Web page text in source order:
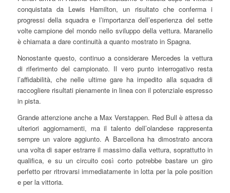
conquistata da Lewis Hamilton, un risultato che conferma i
progressi della squadra e l’importanza dell’esperienza del sette
volte campione del mondo nello sviluppo della vettura. Maranello
è chiamata a dare continuità a quanto mostrato in Spagna.
Nonostante questo, continuo a considerare Mercedes la vettura
di riferimento del campionato. Il vero punto interrogativo resta
l’affidabilità, che nelle ultime gare ha impedito alla squadra di
raccogliere risultati pienamente in linea con il potenziale espresso
in pista.
Grande attenzione anche a Max Verstappen. Red Bull è attesa da
ulteriori aggiornamenti, ma il talento dell’olandese rappresenta
sempre un valore aggiunto. A Barcellona ha dimostrato ancora
una volta di saper estrarre il massimo dalla vettura, soprattutto in
qualifica, e su un circuito così corto potrebbe bastare un giro
perfetto per ritrovarsi immediatamente in lotta per la pole position
e per la vittoria.